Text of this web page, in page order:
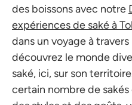
des boissons avec notre
expériences de saké à
dans un voyage à
découvrez le monde
saké, ici, sur son
certain nombre de